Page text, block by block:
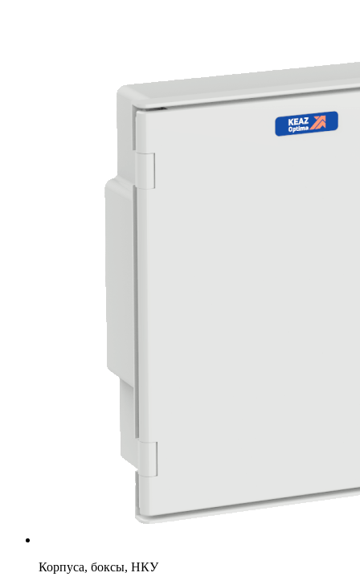
Корпуса, боксы, НКУ